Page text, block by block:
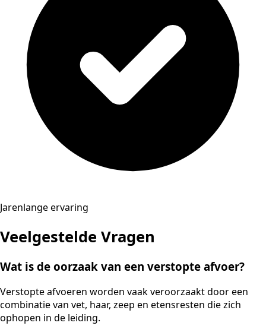
Jarenlange ervaring
Veelgestelde Vragen
Wat is de oorzaak van een verstopte afvoer?
Verstopte afvoeren worden vaak veroorzaakt door een
combinatie van vet, haar, zeep en etensresten die zich
ophopen in de leiding.